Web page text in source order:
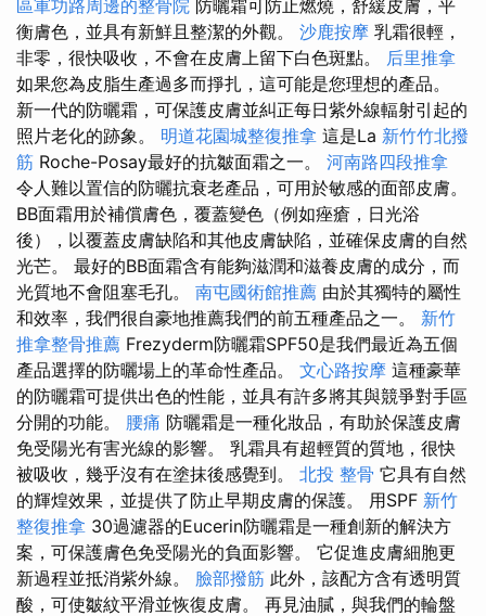
區軍功路周邊的整骨院 防曬霜可防止燃燒，舒緩皮膚，平
衡膚色，並具有新鮮且整潔的外觀。 沙鹿按摩 乳霜很輕，
非零，很快吸收，不會在皮膚上留下白色斑點。 后里推拿
如果您為皮脂生產過多而掙扎，這可能是您理想的產品。
新一代的防曬霜，可保護皮膚並糾正每日紫外線輻射引起的
照片老化的跡象。 明道花園城整復推拿 這是La 新竹竹北撥
筋 Roche-Posay最好的抗皺面霜之一。 河南路四段推拿
令人難以置信的防曬抗衰老產品，可用於敏感的面部皮膚。
BB面霜用於補償膚色，覆蓋變色（例如痤瘡，日光浴
後），以覆蓋皮膚缺陷和其他皮膚缺陷，並確保皮膚的自然
光芒。 最好的BB面霜含有能夠滋潤和滋養皮膚的成分，而
光質地不會阻塞毛孔。 南屯國術館推薦 由於其獨特的屬性
和效率，我們很自豪地推薦我們的前五種產品之一。 新竹
推拿整骨推薦 Frezyderm防曬霜SPF50是我們最近為五個
產品選擇的防曬場上的革命性產品。 文心路按摩 這種豪華
的防曬霜可提供出色的性能，並具有許多將其與競爭對手區
分開的功能。 腰痛 防曬霜是一種化妝品，有助於保護皮膚
免受陽光有害光線的影響。 乳霜具有超輕質的質地，很快
被吸收，幾乎沒有在塗抹後感覺到。 北投 整骨 它具有自然
的輝煌效果，並提供了防止早期皮膚的保護。 用SPF 新竹
整復推拿 30過濾器的Eucerin防曬霜是一種創新的解決方
案，可保護膚色免受陽光的負面影響。 它促進皮膚細胞更
新過程並抵消紫外線。 臉部撥筋 此外，該配方含有透明質
酸，可使皺紋平滑並恢復皮膚。 再見油膩，與我們的輪盤